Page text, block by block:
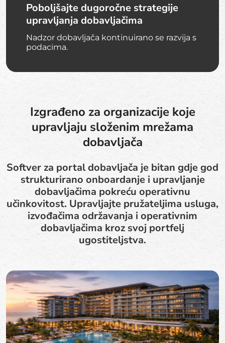
Poboljšajte dugoročne strategije
upravljanja dobavljačima
Nadzor dobavljača kontinuirano se razvija s
podacima.
Izgrađeno za organizacije koje
upravljaju složenim mrežama
dobavljača
Softver za portal dobavljača je bitan gdje god
strukturirano onboardanje i upravljanje
dobavljačima pokreću operativnu
učinkovitost. Upravljajte pružateljima usluga,
izvođačima održavanja i operativnim
dobavljačima kroz svoj portfelj
ugostiteljstva.